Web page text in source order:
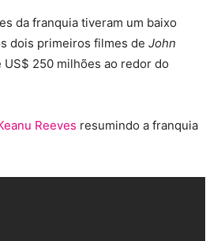
da franquia tiveram um baixo
dois primeiros filmes de John
US$ 250 milhões ao redor do
Reeves resumindo a franquia